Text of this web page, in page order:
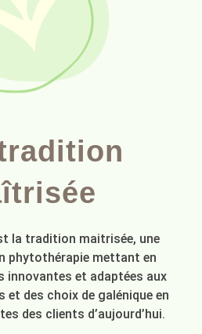
la tradition maitrisée, une
phytothérapie mettant en
innovantes et adaptées aux
et des choix de galénique en
des clients d’aujourd’hui.